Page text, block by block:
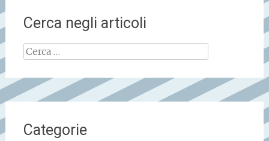
Cerca negli articoli
Ricerca
per:
Categorie